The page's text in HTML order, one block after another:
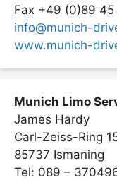
Fax +49 (0)89 45
info@munich-
www.munich-
Munich Limo
James Hardy
Carl-Zeiss-Ring
85737 Ismaning
Tel: 089 –